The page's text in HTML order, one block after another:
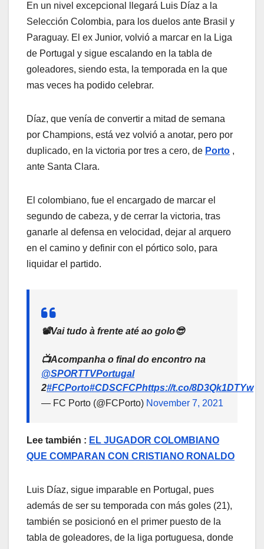
En un nivel excepcional llegará Luis Díaz a la
Selección Colombia, para los duelos ante Brasil y
Paraguay. El ex Junior, volvió a marcar en la Liga
de Portugal y sigue escalando en la tabla de
goleadores, siendo esta, la temporada en la que
mas veces ha podido celebrar.
Díaz, que venía de convertir a mitad de semana
por Champions, está vez volvió a anotar, pero por
duplicado, en la victoria por tres a cero, de Porto ,
ante Santa Clara.
El colombiano, fue el encargado de marcar el
segundo de cabeza, y de cerrar la victoria, tras
ganarle al defensa en velocidad, dejar al arquero
en el camino y definir con el pórtico solo, para
liquidar el partido.
📽Vai tudo à frente até ao golo😎
📺Acompanha o final do encontro na
@SPORTTVPortugal
2#FCPorto#CDSCFCPhttps://t.co/8D3Qk1DTYw
— FC Porto (@FCPorto) November 7, 2021
Lee también : EL JUGADOR COLOMBIANO
QUE COMPARAN CON CRISTIANO RONALDO
Luis Díaz, sigue imparable en Portugal, pues
además de ser su temporada con más goles (21),
también se posicionó en el primer puesto de la
tabla de goleadores, de la liga portuguesa, donde